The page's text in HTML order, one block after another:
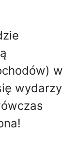
w
wydarzy